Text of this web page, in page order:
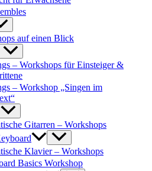
auf einen Blick
– Workshops für Einsteiger &
– Workshop „Singen im
Gitarren – Workshops
Klavier – Workshops
Basics Workshop